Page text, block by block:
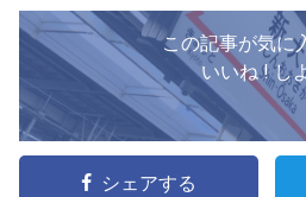
この記事が気に
いいね ! し
シェアする